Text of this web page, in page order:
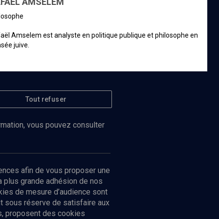
Amselem est analyste en politique publique et philosophe en
juive.
d’informations
Tout refuser
vous pouvez consulter
afin de vous proposer une
grande adhésion de nos
de mesure d’audience sont
sous réserve de satisfaire aux
proposent des cookies